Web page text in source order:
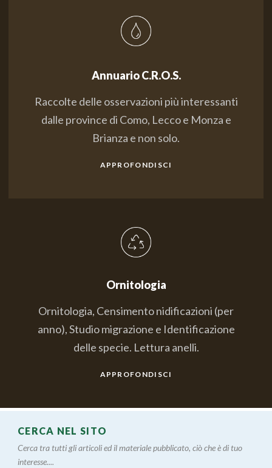
Annuario C.R.O.S.
Raccolte delle osservazioni più interessanti
dalle province di Como, Lecco e Monza e
Brianza e non solo.
APPROFONDISCI
Ornitologia
Ornitologia, Censimento nidificazioni (per
anno), Studio migrazione e Identificazione
delle specie. Lettura anelli.
APPROFONDISCI
CERCA NEL SITO
Cerca tra tutti gli articoli ed il materiale pubblicato, ciò che è di tuo
interesse....